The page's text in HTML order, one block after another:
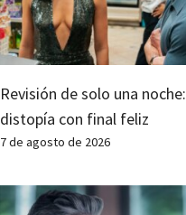
Revisión de solo una noche:
distopía con final feliz
7 de agosto de 2026